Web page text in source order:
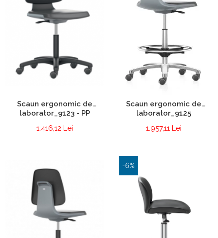
Scaun ergonomic de
laborator_9123 - PP
1.416,12 Lei
Scaun ergonomic de
laborator_9125
1.957,11 Lei
-6%